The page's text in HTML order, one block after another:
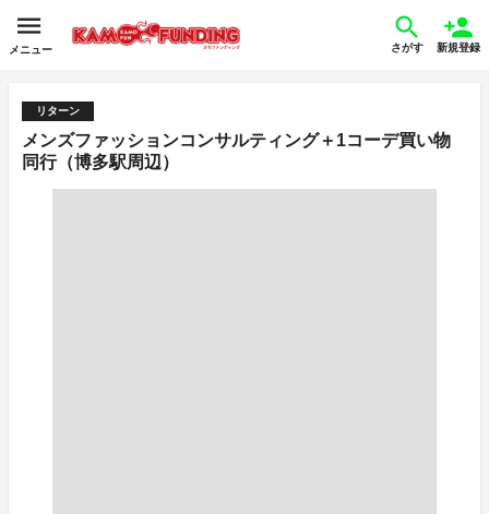
メニュー さがす 新規登録
リターン
メンズファッションコンサルティング＋1コーデ買い物
同行（博多駅周辺）